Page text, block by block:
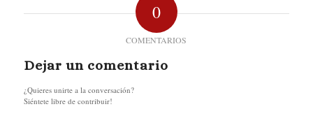
0
COMENTARIOS
Dejar un comentario
¿Quieres unirte a la conversación?
Siéntete libre de contribuir!